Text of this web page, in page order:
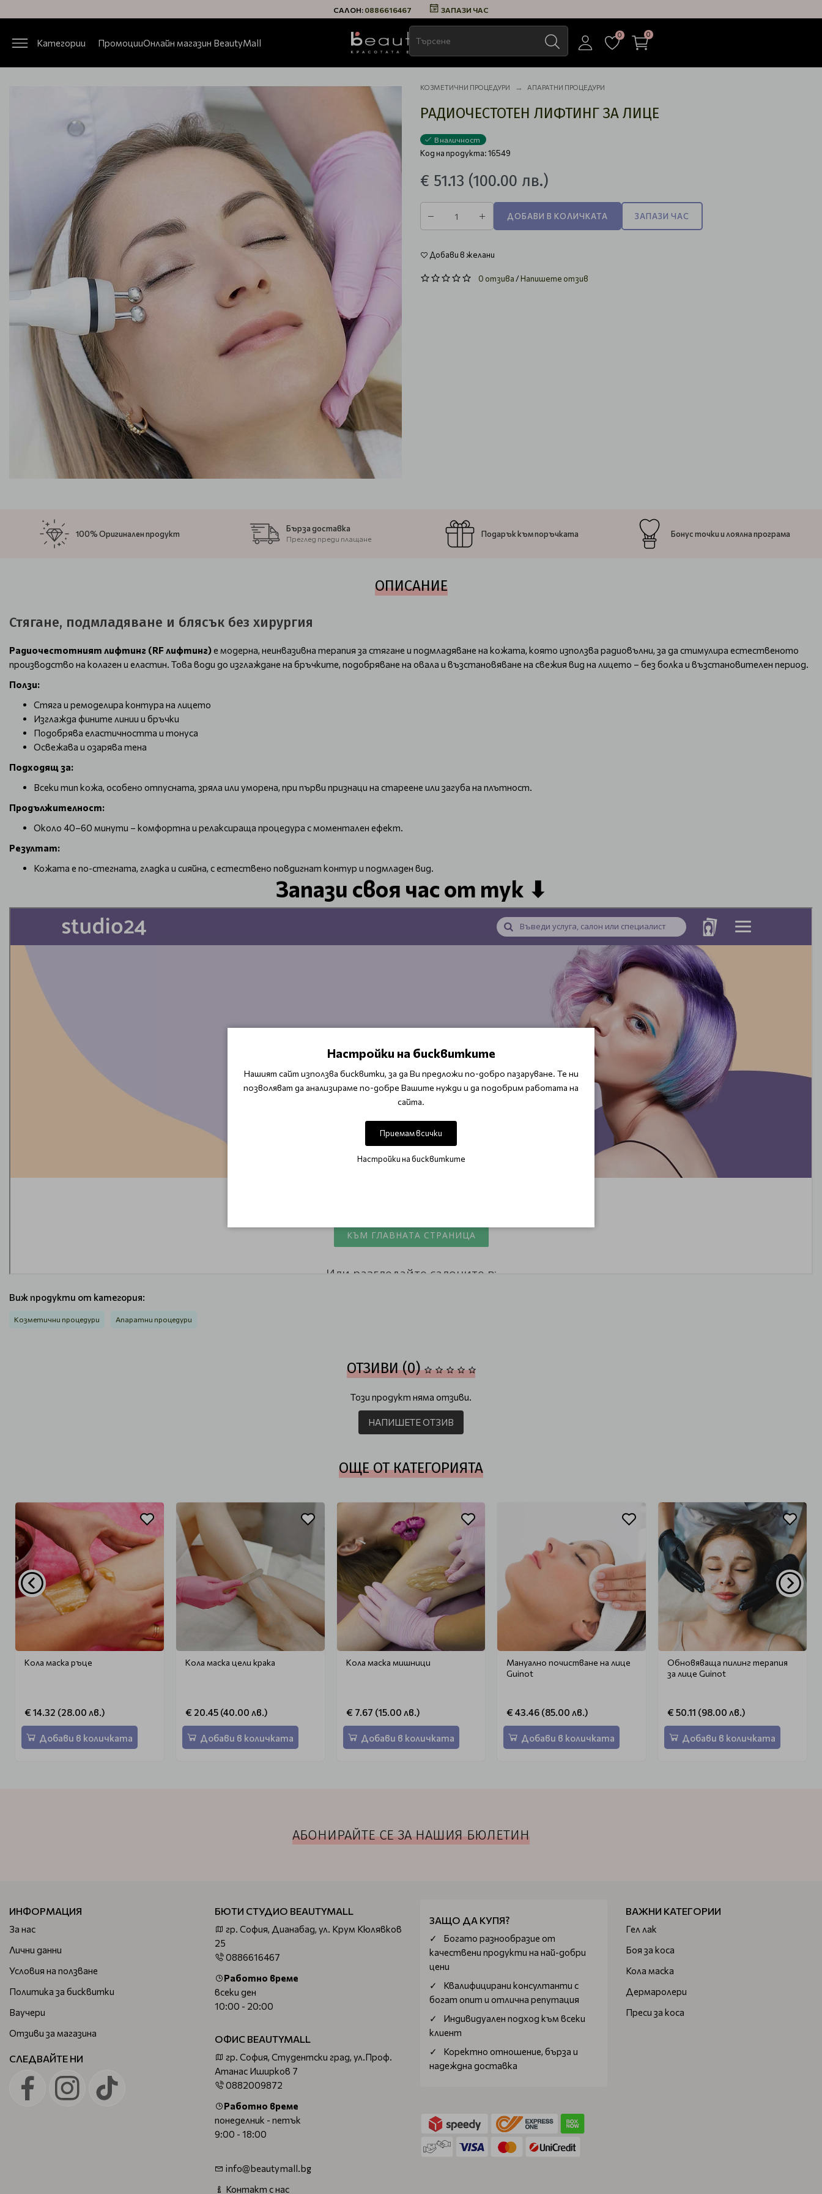
САЛОН: 0886616467 ЗАПАЗИ ЧАС
Категории ПромоцииОнлайн магазин BeautyMall
0 0
КОЗМЕТИЧНИ ПРОЦЕДУРИ АПАРАТНИ ПРОЦЕДУРИ
РАДИОЧЕСТОТЕН ЛИФТИНГ ЗА ЛИЦЕ
В наличност
Код на продукта: 16549
€ 51.13 (100.00 лв.)
ДОБАВИ В КОЛИЧКАТА ЗАПАЗИ ЧАС
Добави в желани
0 отзива/Напишете отзив
100% Оригинален продукт
Бърза доставка
Преглед преди плащане
Подарък към поръчката Бонус точки и лоялна програма
ОПИСАНИЕ
Стягане, подмладяване и блясък без хирургия
Радиочестотният лифтинг (RF лифтинг)е модерна, неинвазивна терапия за стягане и подмладяване на кожата, която използва радиовълни, за да стимулира естественото
производство на колаген и еластин. Това води до изглаждане на бръчките, подобряване на овала и възстановяване на свежия вид на лицето – без болка и възстановителен период.
Ползи:
Стяга и ремоделира контура на лицето
Изглажда фините линии и бръчки
Подобрява еластичността и тонуса
Освежава и озарява тена
Подходящ за:
Всеки тип кожа, особено отпусната, зряла или уморена, при първи признаци на стареене или загуба на плътност.
Продължителност:
Около 40–60 минути – комфортна и релаксираща процедура с моментален ефект.
Резултат:
Кожата е по-стегната, гладка и сияйна, с естествено повдигнат контур и подмладен вид.
Запази своя час от тук ⬇
Виж продукти от категория:
Козметични процедури Апаратни процедури
ОТЗИВИ (0)
Този продукт няма отзиви.
НАПИШЕТЕ ОТЗИВ
ОЩЕ ОТ КАТЕГОРИЯТА
Кола маска ръце
€ 14.32 (28.00 лв.)
Добави в количката
Кола маска цели крака
€ 20.45 (40.00 лв.)
Добави в количката
Кола маска мишници
€ 7.67 (15.00 лв.)
Добави в количката
Мануално почистване на лице
Guinot
€ 43.46 (85.00 лв.)
Добави в количката
Обновяваща пилинг терапия
за лице Guinot
€ 50.11 (98.00 лв.)
Добави в количката
АБОНИРАЙТЕ СЕ ЗА НАШИЯ БЮЛЕТИН
ИНФОРМАЦИЯ
За нас
Лични данни
Условия на ползване
Политика за бисквитки
Ваучери
Отзиви за магазина
СЛЕДВАЙТЕ НИ
БЮТИ СТУДИО BEAUTYMALL
гр. София, Дианабад, ул. Крум Кюлявков
25
0886616467
Работно време
всеки ден
10:00 - 20:00
ОФИС BEAUTYMALL
гр. София, Студентски град, ул.Проф.
Атанас Иширков 7
0882009872
Работно време
понеделник - петък
9:00 - 18:00
info@beautymall.bg
Контакт с нас
ЗАЩО ДА КУПЯ?
Богатo разнообразие от
качествени продукти на най-добри
цени
Квалифицирани консултанти с
богат опит и отлична репутация
Индивидуален подход към всеки
клиент
Коректно отношение, бърза и
надеждна доставка
ВАЖНИ КАТЕГОРИИ
Гел лак
Боя за коса
Кола маска
Дермаролери
Преси за коса
Настройки на бисквитките
Нашият сайт използва бисквитки, за да Ви предложи по-добро пазаруване. Те ни
позволяват да анализираме по-добре Вашите нужди и да подобрим работата на
сайта.
Приемам всички
Настройки на бисквитките